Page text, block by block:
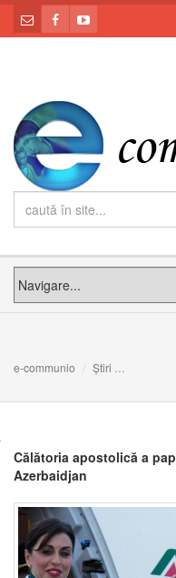
e-communio Știri
Călătoria apostolică a
Azerbaidjan